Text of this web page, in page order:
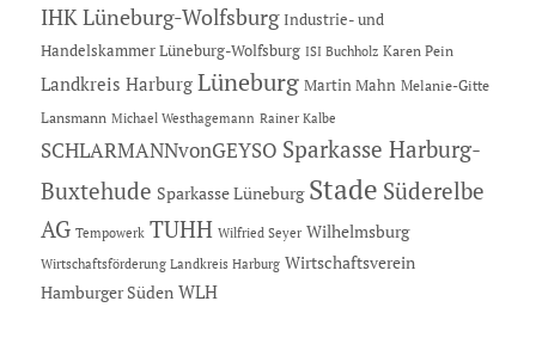
IHK Lüneburg-Wolfsburg Industrie- und
Handelskammer Lüneburg-Wolfsburg ISI Buchholz Karen Pein
Landkreis Harburg Lüneburg Martin Mahn Melanie-Gitte
Lansmann Michael Westhagemann Rainer Kalbe
SCHLARMANNvonGEYSO Sparkasse Harburg-
Buxtehude Sparkasse Lüneburg Stade Süderelbe
AG Tempowerk TUHH Wilfried Seyer Wilhelmsburg
Wirtschaftsförderung Landkreis Harburg Wirtschaftsverein
Hamburger Süden WLH